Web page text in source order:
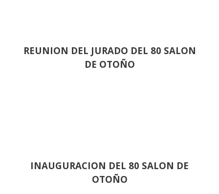
REUNION DEL JURADO DEL 80 SALON
DE OTOÑO
INAUGURACION DEL 80 SALON DE
OTOÑO